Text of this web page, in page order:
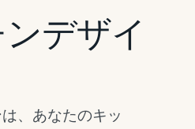
デザイ
、あなたのキッ